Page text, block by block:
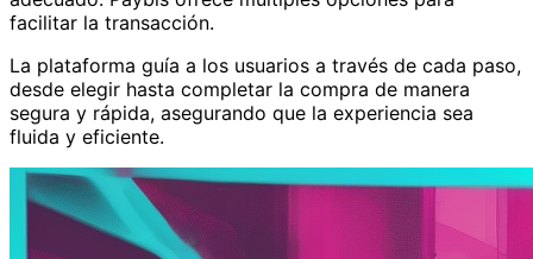
facilitar la transacción.
La plataforma guía a los usuarios a través de cada paso,
desde elegir hasta completar la compra de manera
segura y rápida, asegurando que la experiencia sea
fluida y eficiente.